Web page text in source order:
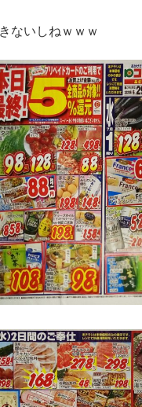
ないしねｗｗｗ